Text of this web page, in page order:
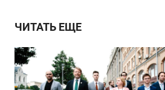
ЧИТАТЬ ЕЩЕ